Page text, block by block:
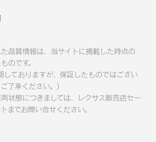
品質情報は、当サイトに掲載した時点の
のです。
しておりますが、保証したものではござい
了承ください。)
状態につきましては、レクサス販売店セー
までお問い合せください。